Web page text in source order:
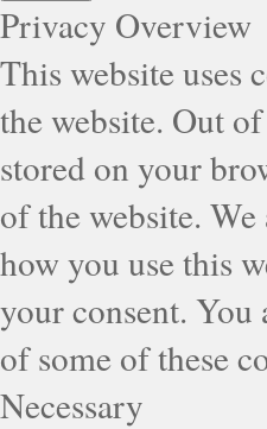
Privacy Overview
This website uses
the website. Out
stored on your
of the website.
how you use this
your consent.
of some of these
Necessary